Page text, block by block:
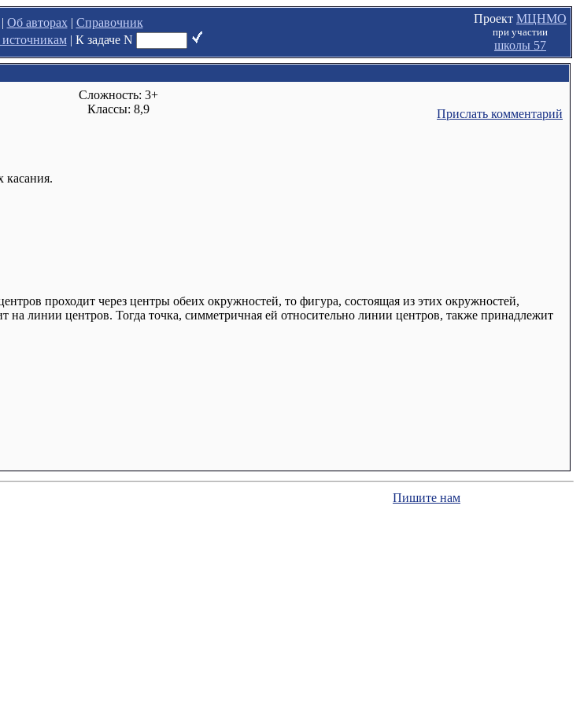
Об авторах| Справочник
| К задаче N
Проект МЦНМО
при участии
школы 57
Сложность: 3+
Классы: 8,9
Прислать комментарий
касания.
проходит через центры обеих окружностей, то фигура, состоящая из этих окружностей,
линии центров. Тогда точка, симметричная ей относительно линии центров, также принадлежит
Пишите нам